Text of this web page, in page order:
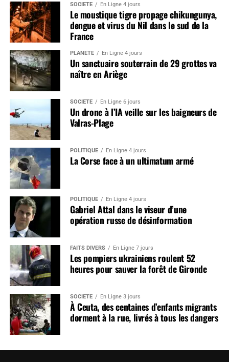
SOCIÉTÉ En Ligne 4 jours
Le moustique tigre propage chikungunya,
dengue et virus du Nil dans le sud de la
France
PLANÈTE En Ligne 4 jours
Un sanctuaire souterrain de 29 grottes va
naître en Ariège
SOCIÉTÉ En Ligne 6 jours
Un drone à l’IA veille sur les baigneurs de
Valras-Plage
POLITIQUE En Ligne 4 jours
La Corse face à un ultimatum armé
POLITIQUE En Ligne 4 jours
Gabriel Attal dans le viseur d’une
opération russe de désinformation
FAITS DIVERS En Ligne 7 jours
Les pompiers ukrainiens roulent 52
heures pour sauver la forêt de Gironde
SOCIÉTÉ En Ligne 3 jours
À Ceuta, des centaines d’enfants migrants
dorment à la rue, livrés à tous les dangers